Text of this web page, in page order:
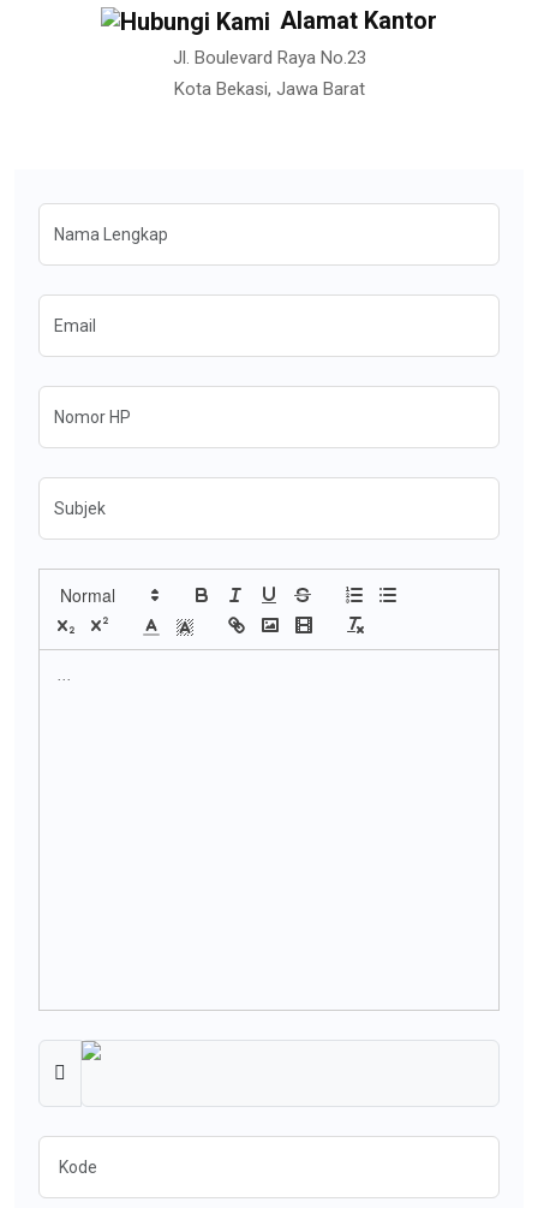
Alamat Kantor
Jl. Boulevard Raya No.23
Kota Bekasi, Jawa Barat